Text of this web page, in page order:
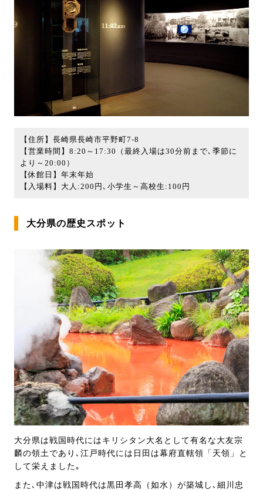
【住所】長崎県長崎市平野町7-8
【営業時間】8:20～17:30（最終入場は30分前まで､季節に
より～20:00）
【休館日】年末年始
【入場料】大人:200円､小学生～高校生:100円
大分県の歴史スポット
大分県は戦国時代にはキリシタン大名として有名な大友宗
麟の領土であり､江戸時代には日田は幕府直轄領「天領」と
して栄えました｡
また､中津は戦国時代は黒田孝高（如水）が築城し､細川忠